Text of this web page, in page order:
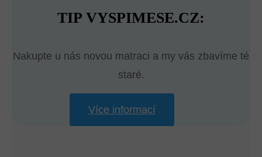
TIP VYSPIMESE.CZ:
Nakupte u nás novou matraci a my vás zbavíme té
staré.
Více informací